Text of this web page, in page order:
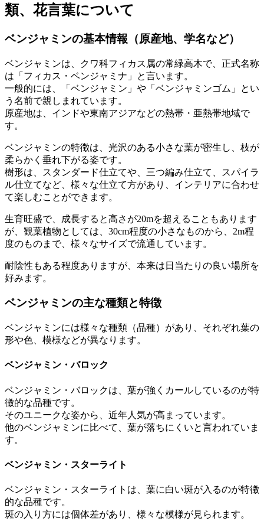
類、花言葉について
ベンジャミンの基本情報（原産地、学名など）
ベンジャミンは、クワ科フィカス属の常緑高木で、正式名称
は「フィカス・ベンジャミナ」と言います。
一般的には、「ベンジャミン」や「ベンジャミンゴム」とい
う名前で親しまれています。
原産地は、インドや東南アジアなどの熱帯・亜熱帯地域で
す。
ベンジャミンの特徴は、光沢のある小さな葉が密生し、枝が
柔らかく垂れ下がる姿です。
樹形は、スタンダード仕立てや、三つ編み仕立て、スパイラ
ル仕立てなど、様々な仕立て方があり、インテリアに合わせ
て楽しむことができます。
生育旺盛で、成長すると高さが20mを超えることもあります
が、観葉植物としては、30cm程度の小さなものから、2m程
度のものまで、様々なサイズで流通しています。
耐陰性もある程度ありますが、本来は日当たりの良い場所を
好みます。
ベンジャミンの主な種類と特徴
ベンジャミンには様々な種類（品種）があり、それぞれ葉の
形や色、模様などが異なります。
ベンジャミン・バロック
ベンジャミン・バロックは、葉が強くカールしているのが特
徴的な品種です。
そのユニークな姿から、近年人気が高まっています。
他のベンジャミンに比べて、葉が落ちにくいと言われていま
す。
ベンジャミン・スターライト
ベンジャミン・スターライトは、葉に白い斑が入るのが特徴
的な品種です。
斑の入り方には個体差があり、様々な模様が見られます。